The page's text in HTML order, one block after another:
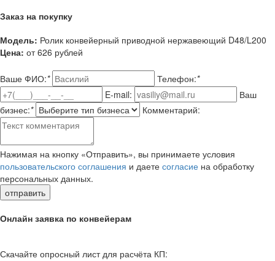
Заказ на покупку
Модель: Ролик конвейерный приводной нержавеющий D48/L200
Цена: от 626 рублей
Ваше ФИО:* Телефон:*
E-mail:
Ваш
бизнес:* Комментарий:
Нажимая на кнопку «Отправить», вы принимаете условия
пользовательского соглашения и даете согласие на обработку
персональных данных.
отправить
Онлайн заявка по конвейерам
Скачайте опросный лист для расчёта КП: